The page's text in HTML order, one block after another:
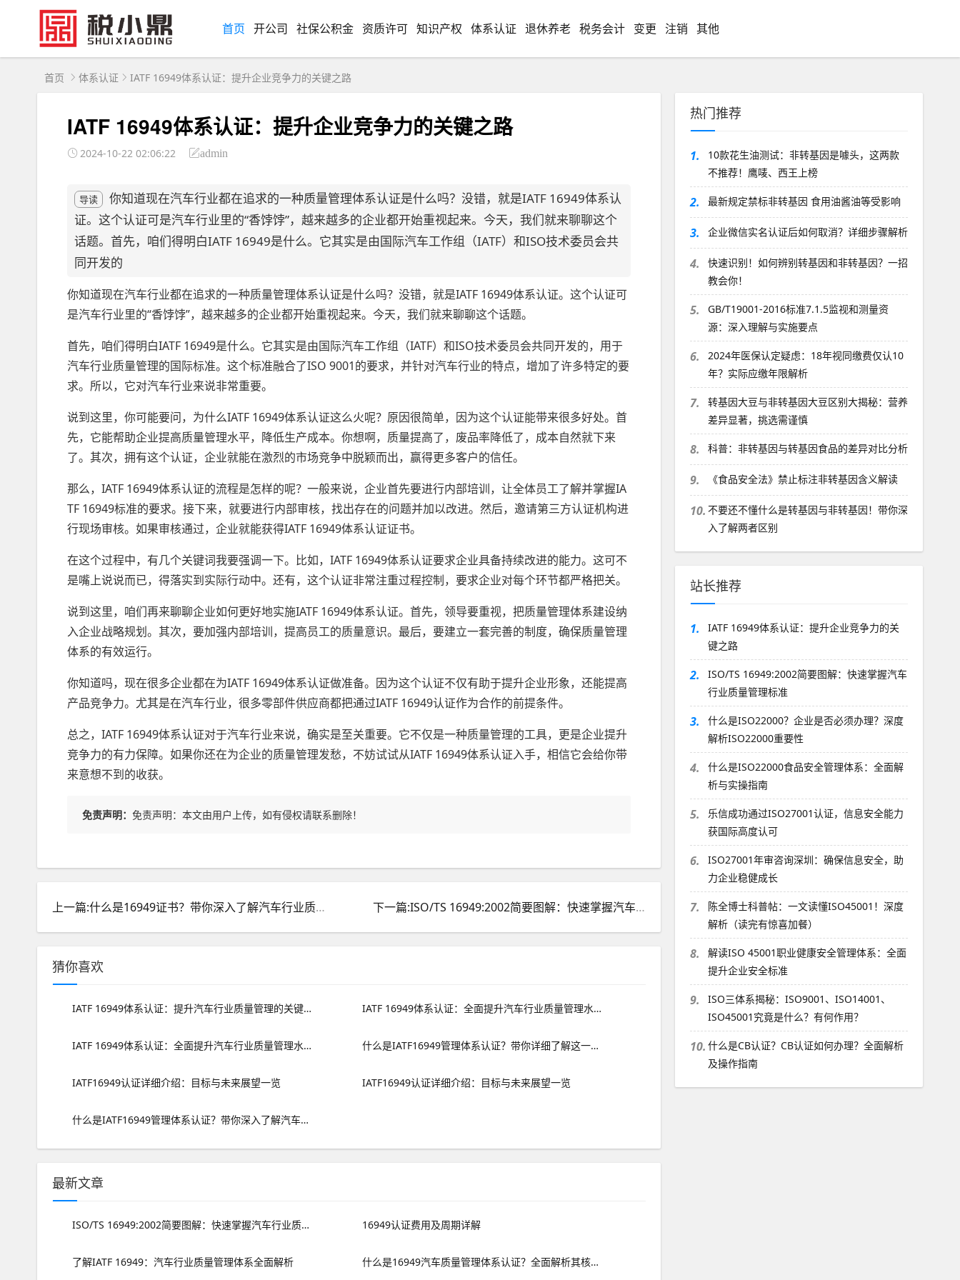
首页 开公司 社保公积金 资质许可 知识产权 体系认证 退休养老 税务会计 变更 注销 其他
首页 体系认证 IATF 16949体系认证：提升企业竞争力的关键之路
IATF 16949体系认证：提升企业竞争力的关键之路
2024-10-22 02:06:22 admin
导读
你知道现在汽车行业都在追求的一种质量管理体系认证是什么吗？没错，就是IATF 16949体系认
证。这个认证可是汽车行业里的“香饽饽”，越来越多的企业都开始重视起来。今天，我们就来聊聊这个
话题。首先，咱们得明白IATF 16949是什么。它其实是由国际汽车工作组（IATF）和ISO技术委员会共
同开发的
你知道现在汽车行业都在追求的一种质量管理体系认证是什么吗？没错，就是IATF 16949体系认证。这个认证可
是汽车行业里的“香饽饽”，越来越多的企业都开始重视起来。今天，我们就来聊聊这个话题。
首先，咱们得明白IATF 16949是什么。它其实是由国际汽车工作组（IATF）和ISO技术委员会共同开发的，用于
汽车行业质量管理的国际标准。这个标准融合了ISO 9001的要求，并针对汽车行业的特点，增加了许多特定的要
求。所以，它对汽车行业来说非常重要。
说到这里，你可能要问，为什么IATF 16949体系认证这么火呢？原因很简单，因为这个认证能带来很多好处。首
先，它能帮助企业提高质量管理水平，降低生产成本。你想啊，质量提高了，废品率降低了，成本自然就下来
了。其次，拥有这个认证，企业就能在激烈的市场竞争中脱颖而出，赢得更多客户的信任。
那么，IATF 16949体系认证的流程是怎样的呢？一般来说，企业首先要进行内部培训，让全体员工了解并掌握IA
TF 16949标准的要求。接下来，就要进行内部审核，找出存在的问题并加以改进。然后，邀请第三方认证机构进
行现场审核。如果审核通过，企业就能获得IATF 16949体系认证证书。
在这个过程中，有几个关键词我要强调一下。比如，IATF 16949体系认证要求企业具备持续改进的能力。这可不
是嘴上说说而已，得落实到实际行动中。还有，这个认证非常注重过程控制，要求企业对每个环节都严格把关。
说到这里，咱们再来聊聊企业如何更好地实施IATF 16949体系认证。首先，领导要重视，把质量管理体系建设纳
入企业战略规划。其次，要加强内部培训，提高员工的质量意识。最后，要建立一套完善的制度，确保质量管理
体系的有效运行。
你知道吗，现在很多企业都在为IATF 16949体系认证做准备。因为这个认证不仅有助于提升企业形象，还能提高
产品竞争力。尤其是在汽车行业，很多零部件供应商都把通过IATF 16949认证作为合作的前提条件。
总之，IATF 16949体系认证对于汽车行业来说，确实是至关重要。它不仅是一种质量管理的工具，更是企业提升
竞争力的有力保障。如果你还在为企业的质量管理发愁，不妨试试从IATF 16949体系认证入手，相信它会给你带
来意想不到的收获。
免责声明： 免责声明：本文由用户上传，如有侵权请联系删除！
上一篇:什么是16949证书？带你深入了解汽车行业质量管理神器 下一篇:ISO/TS 16949:2002简要图解：快速掌握汽车行业质量管理标准
猜你喜欢
IATF 16949体系认证：提升汽车行业质量管理的关键之路 IATF 16949体系认证：全面提升汽车行业质量管理水平
IATF 16949体系认证：全面提升汽车行业质量管理水平 什么是IATF16949管理体系认证？带你详细了解这一标准
IATF16949认证详细介绍：目标与未来展望一览 IATF16949认证详细介绍：目标与未来展望一览
什么是IATF16949管理体系认证？带你深入了解汽车行业质量管理标准
最新文章
ISO/TS 16949:2002简要图解：快速掌握汽车行业质量管理标准 16949认证费用及周期详解
了解IATF 16949：汽车行业质量管理体系全面解析 什么是16949汽车质量管理体系认证？全面解析其核心要点
热门推荐
1.
10款花生油测试：非转基因是噱头，这两款
不推荐！鹰唛、西王上榜
2. 最新规定禁标非转基因 食用油酱油等受影响
3. 企业微信实名认证后如何取消？详细步骤解析
4.
快速识别！如何辨别转基因和非转基因？一招
教会你！
5.
GB/T19001-2016标准7.1.5监视和测量资
源：深入理解与实施要点
6.
2024年医保认定疑虑：18年视同缴费仅认10
年？实际应缴年限解析
7.
转基因大豆与非转基因大豆区别大揭秘：营养
差异显著，挑选需谨慎
8. 科普：非转基因与转基因食品的差异对比分析
9. 《食品安全法》禁止标注非转基因含义解读
10. 不要还不懂什么是转基因与非转基因！带你深
入了解两者区别
站长推荐
1.
IATF 16949体系认证：提升企业竞争力的关
键之路
2.
ISO/TS 16949:2002简要图解：快速掌握汽车
行业质量管理标准
3.
什么是ISO22000？企业是否必须办理？深度
解析ISO22000重要性
4.
什么是ISO22000食品安全管理体系：全面解
析与实操指南
5.
乐信成功通过ISO27001认证，信息安全能力
获国际高度认可
6.
ISO27001年审咨询深圳：确保信息安全，助
力企业稳健成长
7.
陈全博士科普帖：一文读懂ISO45001！深度
解析（读完有惊喜加餐）
8.
解读ISO 45001职业健康安全管理体系：全面
提升企业安全标准
9.
ISO三体系揭秘：ISO9001、ISO14001、
ISO45001究竟是什么？有何作用？
10. 什么是CB认证？CB认证如何办理？全面解析
及操作指南